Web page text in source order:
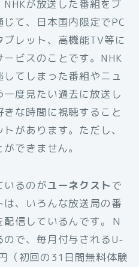
NHKが放送した番組をブ
て、日本国内限定でPC
レット、高機能TV等に
ビスのことです。NHK
てしまった番組やニュ
度見たい過去に放送し
な時間に視聴すること
があります。ただし、
できません。
いるのがユーネクストで
、いろんな放送局の番
信しているんです。Ｎ
ので、毎月付与されるU-
（初回の31日間無料体験